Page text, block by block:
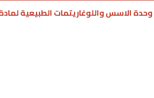
وحدة الاسس واللوغاريتمات الطبيعية